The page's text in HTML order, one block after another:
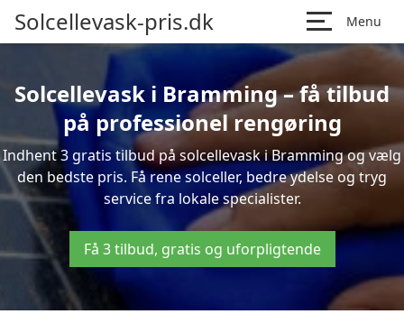
Solcellevask-pris.dk Menu
Solcellevask i Bramming – få tilbud
på professionel rengøring
Indhent 3 gratis tilbud på solcellevask i Bramming og vælg
den bedste pris. Få rene solceller, bedre ydelse og tryg
service fra lokale specialister.
Få 3 tilbud, gratis og uforpligtende